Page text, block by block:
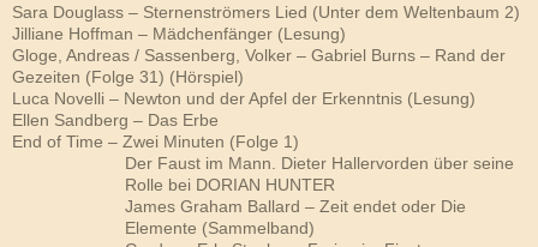
Sara Douglass – Sternenströmers Lied (Unter dem Weltenbaum 2)
Jilliane Hoffman – Mädchenfänger (Lesung)
Gloge, Andreas / Sassenberg, Volker – Gabriel Burns – Rand der
Gezeiten (Folge 31) (Hörspiel)
Luca Novelli – Newton und der Apfel der Erkenntnis (Lesung)
Ellen Sandberg – Das Erbe
End of Time – Zwei Minuten (Folge 1)
Der Faust im Mann. Dieter Hallervorden über seine
Rolle bei DORIAN HUNTER
James Graham Ballard – Zeit endet oder Die
Elemente (Sammelband)